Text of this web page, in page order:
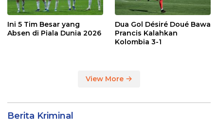
Ini 5 Tim Besar yang
Absen di Piala Dunia 2026
Dua Gol Désiré Doué Bawa
Prancis Kalahkan
Kolombia 3-1
View More
Berita Kriminal